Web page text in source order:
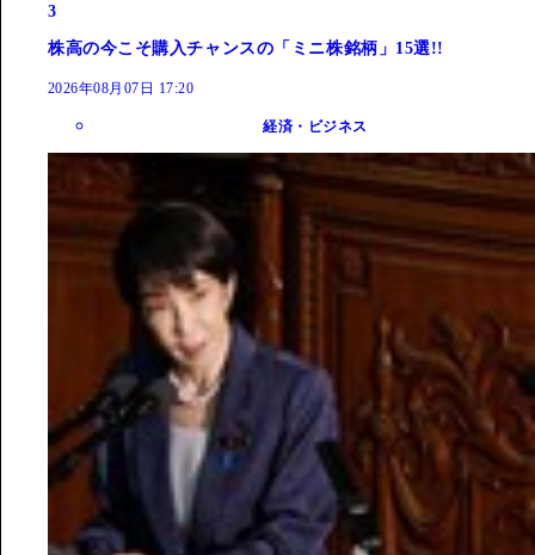
3
株高の今こそ購入チャンスの「ミニ株銘柄」15選!!
2026年08月07日 17:20
経済・ビジネス